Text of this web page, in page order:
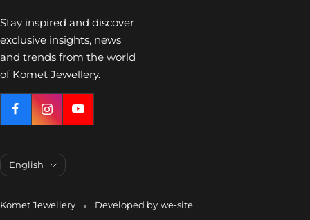
Stay inspired and discover
exclusive insights, news
and trends from the world
of Komet Jewellery.
Language
English
Komet Jewellery Developed by we-site